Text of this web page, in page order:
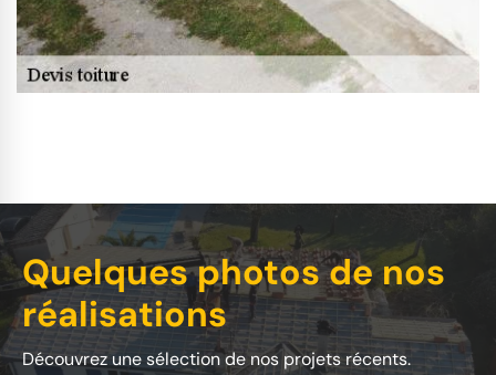
Quelques photos de nos
réalisations
Découvrez une sélection de nos projets récents.